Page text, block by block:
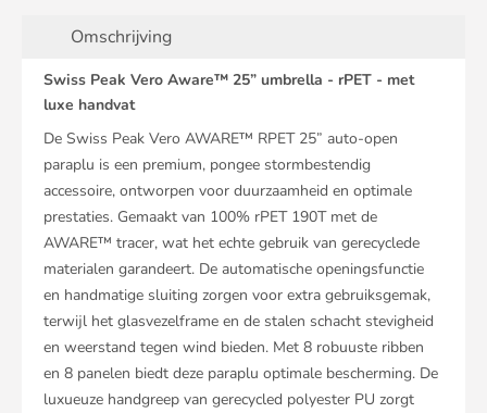
Omschrijving
Swiss Peak Vero Aware™ 25” umbrella - rPET - met
luxe handvat
De Swiss Peak Vero AWARE™ RPET 25” auto-open
paraplu is een premium, pongee stormbestendig
accessoire, ontworpen voor duurzaamheid en optimale
prestaties. Gemaakt van 100% rPET 190T met de
AWARE™ tracer, wat het echte gebruik van gerecyclede
materialen garandeert. De automatische openingsfunctie
en handmatige sluiting zorgen voor extra gebruiksgemak,
terwijl het glasvezelframe en de stalen schacht stevigheid
en weerstand tegen wind bieden. Met 8 robuuste ribben
en 8 panelen biedt deze paraplu optimale bescherming. De
luxueuze handgreep van gerecycled polyester PU zorgt